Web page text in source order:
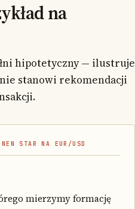
na
hipotetyczny — ilustruje
stanowi rekomendacji
STAR NA EUR/USD
mierzymy formację